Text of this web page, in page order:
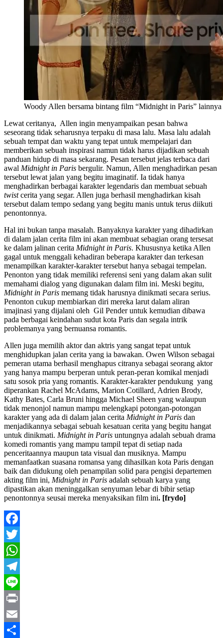
Woody Allen bersama bintang film “Midnight in Paris” lainnya
Lewat ceritanya, Allen ingin menyampaikan pesan bahwa
seseorang tidak seharusnya terpaku di masa lalu. Masa lalu adalah
sebuah tempat dan waktu yang tepat untuk mempelajari dan
memberikan sebuah inspirasi namun tidak harus dijadikan sebuah
panduan hidup di masa sekarang. Pesan tersebut jelas terbaca dari
awal Midnight in Paris bergulir. Namun, Allen menghadirkan pesan
tersebut lewat jalan yang begitu imaginatif. Ia tidak hanya
menghadirkan berbagai karakter legendaris dan membuat sebuah
twistcerita yang segar. Allen juga berhasil menghadirkan kisah
tersebut dalam tempo sedang yang begitu manis untuk terus diikuti
penontonnya.
Hal ini bukan tanpa masalah. Banyaknya karakter yang dihadirkan
di dalam jalan cerita film ini akan membuat sebagian orang tersesat
ke dalam jalinan cerita Midnight in Paris. Khususnya ketika Allen
gagal untuk menggali kehadiran beberapa karakter dan terkesan
menampilkan karakter-karakter tersebut hanya sebagai tempelan.
Penonton yang tidak memiliki referensi seni yang dalam akan sulit
memahami dialog yang digunakan dalam film ini. Meski begitu,
Midnight in Paris memang tidak harusnya dinikmati secara serius.
Penonton cukup membiarkan diri mereka larut dalam aliran
imajinasi yang dijalani oleh Gil Pender untuk kemudian dibawa
pada berbagai keindahan sudut kota Paris dan segala intrik
problemanya yang bernuansa romantis.
Allen juga memilih aktor dan aktris yang sangat tepat untuk
menghidupkan jalan cerita yang ia bawakan. Owen Wilson sebagai
pemeran utama berhasil menghapus citranya sebagai seorang aktor
yang hanya mampu berperan untuk peran-peran komikal menjadi
satu sosok pria yang romantis. Karakter-karakter pendukung yang
diperankan Rachel McAdams, Marion Cotillard, Adrien Brody,
Kathy Bates, Carla Bruni hingga Michael Sheen yang walaupun
tidak menonjol namun mampu melengkapi potongan-potongan
karakter yang ada di dalam jalan cerita Midnight in Paris dan
menjadikannya sebagai sebuah kesatuan cerita yang begitu hangat
untuk dinikmati. Midnight in Paris untungnya adalah sebuah drama
komedi romantis yang mampu tampil tepat di setiap nada
penceritaannya maupun tata visual dan musiknya. Mampu
memanfaatkan suasana romansa yang dihasilkan kota Paris dengan
baik dan didukung oleh penampilan solid para pengisi departemen
akting film ini, Midnight in Paris adalah sebuah karya yang
dipastikan akan meninggalkan senyuman lebar di bibir setiap
penontonnya seusai mereka menyaksikan film ini. [frydo]
Facebook
Twitter
WhatsApp
Telegram
Line
Print
Email